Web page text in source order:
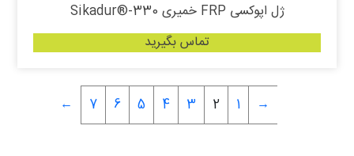
ژل اپوکسی FRP خمیری Sikadur®-330
تماس بگیرید
→
1
2
3
4
5
6
7
←